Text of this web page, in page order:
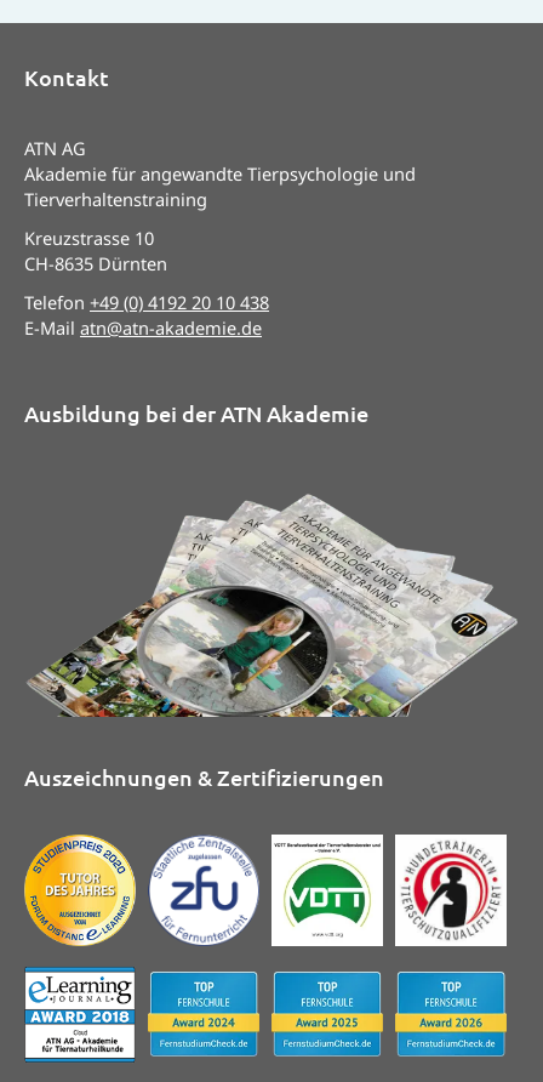
Kontakt
ATN AG
Akademie für angewandte Tierpsychologie und
Tierverhaltenstraining
Kreuzstrasse 10
CH-8635 Dürnten
Telefon +49 (0) 4192 20 10 438
E-Mail atn@atn-akademie.de
Ausbildung bei der ATN Akademie
Auszeichnungen & Zertifizierungen